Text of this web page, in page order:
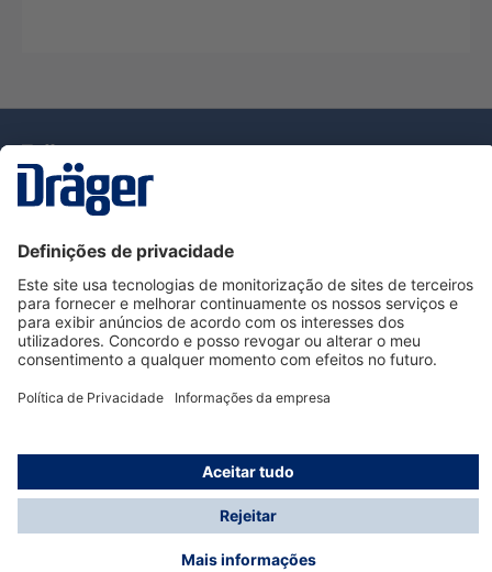
Serviço de Apoio ao Cliente Dräger
Utilização da loja
Informações
© Dräger Portugal, Lda, 2024
* Todos os preços excl. IVA mais
possíveis taxas de entrega, se não for indicado o